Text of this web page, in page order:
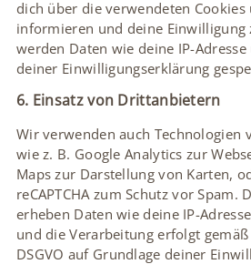
dich über die verwendeten Cookies
informieren und deine Einwilligung
werden Daten wie deine IP-
deiner Einwilligungserklärung
6. Einsatz von Drittanbietern
Wir verwenden auch Technologien
wie z. B. Google Analytics zur
Maps zur Darstellung von Karten,
reCAPTCHA zum Schutz vor Spam.
erheben Daten wie deine IP-
und die Verarbeitung erfolgt
DSGVO auf Grundlage deiner